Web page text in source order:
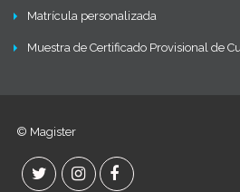
Matrícula personalizada
Muestra de Certificado Provisional de
© Magister